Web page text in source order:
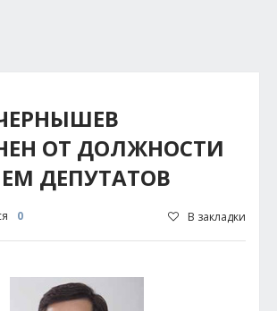
ОТ ДОЛЖНОСТИ
ДЕПУТАТОВ
0 В закладки